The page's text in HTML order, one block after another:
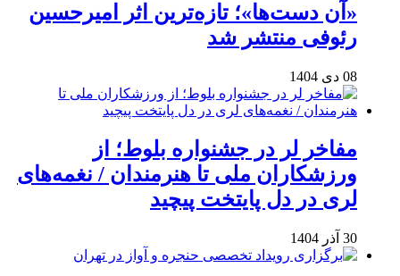
«آن دست‌ها»؛ تازه‌ترین اثر امیرحسین
رئوفی منتشر شد
08 دی 1404
مفاخر لر در جشنواره بلوط؛ از
ورزشکاران ملی تا هنرمندان / نغمه‌های
لری در دل پایتخت پیچید
30 آذر 1404